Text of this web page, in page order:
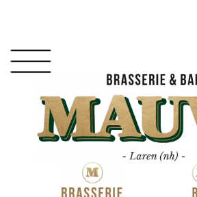
hoofdnavigatie
hoofd
inhoud
Mauve